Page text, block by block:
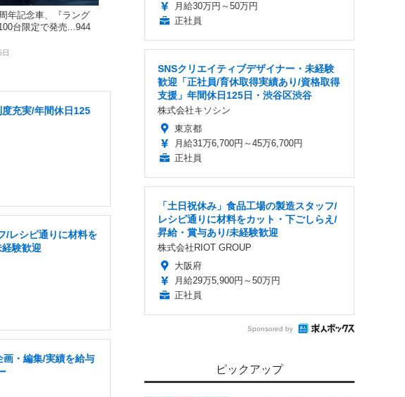
年記念車、『ラング
台限定で発売...944
充実/年間休日125
/レシピ通りに材料を
験歓迎
画・編集/実績を給与
月給30万円～50万円
正社員
SNSクリエイティブデザイナー・未経験
歓迎「正社員/育休取得実績あり/資格取得
支援」年間休日125日・渋谷区渋谷
株式会社キソシン
東京都
月給31万6,700円～45万6,700円
正社員
「土日祝休み」食品工場の製造スタッフ/
レシピ通りに材料をカット・下ごしらえ/
昇給・賞与あり/未経験歓迎
株式会社RIOT GROUP
大阪府
月給29万5,900円～50万円
正社員
Sponsored by
ピックアップ